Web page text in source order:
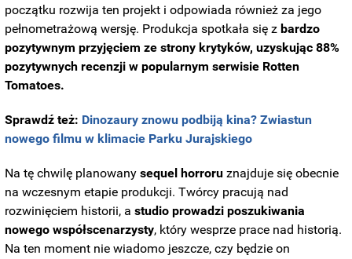
początku rozwija ten projekt i odpowiada również za jego
pełnometrażową wersję. Produkcja spotkała się z bardzo
pozytywnym przyjęciem ze strony krytyków, uzyskując 88%
pozytywnych recenzji w popularnym serwisie Rotten
Tomatoes.
Sprawdź też: Dinozaury znowu podbiją kina? Zwiastun
nowego filmu w klimacie Parku Jurajskiego
Na tę chwilę planowanysequel horroru znajduje się obecnie
na wczesnym etapie produkcji. Twórcy pracują nad
rozwinięciem historii, astudio prowadzi poszukiwania
nowego współscenarzysty, który wesprze prace nad historią.
Na ten moment nie wiadomo jeszcze, czy będzie on